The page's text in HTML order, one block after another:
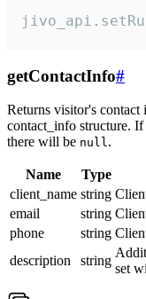
getContactInfo#
Returns visitor's contact
contact_info structure.
there will be null.
Name Type
client_name string
email
string
phone
string
description
string
set